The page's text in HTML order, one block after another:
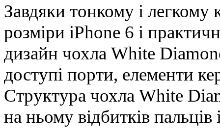
Завдяки тонкому і
розміри iPhone 6 і
дизайн чохла White
доступі порти, елементи
Структура чохла White
на ньому відбитків пальців